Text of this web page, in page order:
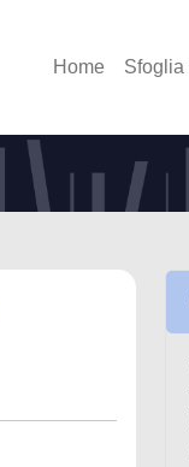
Home Sfoglia